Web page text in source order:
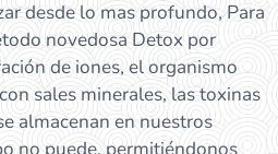
desde lo mas profundo, Para
novedosa Detox por
de iones, el organismo
sales minerales, las toxinas
almacenan en nuestros